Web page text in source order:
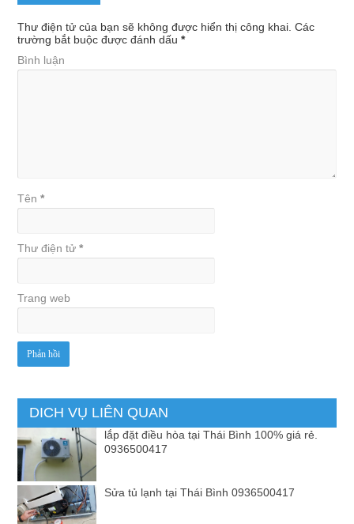
Thư điện tử của bạn sẽ không được hiển thị công khai. Các
trường bắt buộc được đánh dấu*
Bình luận
Tên*
Thư điện tử*
Trang web
DICH VỤ LIÊN QUAN
lắp đặt điều hòa tại Thái Bình 100% giá rẻ.
0936500417
Sửa tủ lạnh tại Thái Bình 0936500417